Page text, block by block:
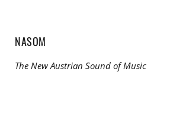
NASOM
The New Austrian Sound of Music